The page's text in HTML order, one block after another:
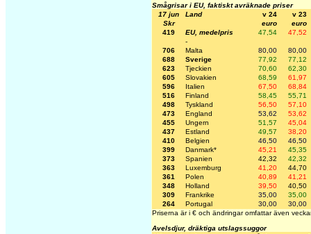
Smågrisar i EU, faktiskt avräknade priser
17 jun
Land v 24
v 23
Skr
euro
euro
419
EU, medelpris 47,54
47,52
-
706
Malta 80,00
80,00
688
Sverige 77,92
77,12
623
Tjeckien 70,60
62,30
605
Slovakien 68,59
61,97
596
Italien 67,50
68,84
516
Finland 58,45
55,71
498
Tyskland 56,50
57,10
473
England 53,62
53,62
455
Ungern 51,57
45,04
437
Estland 49,57
38,20
410
Belgien 46,50
46,50
399
Danmark* 45,21
45,35
373
Spanien 42,32
42,32
363
Luxemburg 41,20
44,70
361
Polen 40,89
41,21
348
Holland 39,50
40,50
309
Frankrike 35,00
35,00
264
Portugal 30,00
30,00
Priserna är i € och ändringar omfattar även
Avelsdjur, dräktiga utslagssuggor